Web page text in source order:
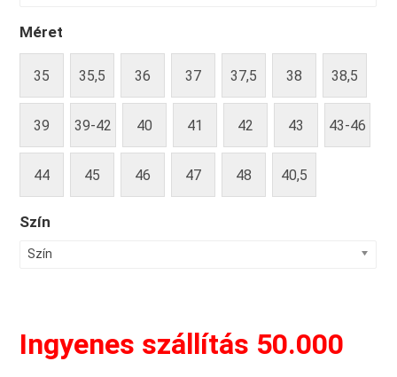
Méret
35 35,5 36 37 37,5 38 38,5
39 39-42 40 41 42 43 43-46
44 45 46 47 48 40,5
Szín
Szín
Ingyenes szállítás 50.000